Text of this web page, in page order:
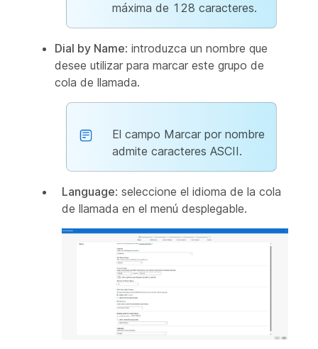
máxima de 128 caracteres.
Dial by Name: introduzca un nombre que
desee utilizar para marcar este grupo de
cola de llamada.
El campo Marcar por nombre
admite caracteres ASCII.
Language: seleccione el idioma de la cola
de llamada en el menú desplegable.